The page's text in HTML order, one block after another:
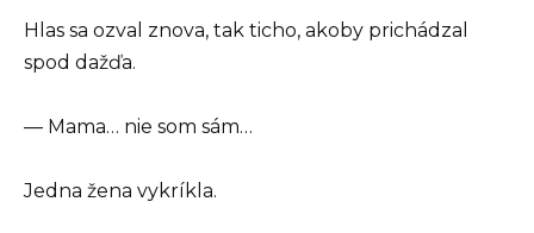
Hlas sa ozval znova, tak ticho, akoby prichádzal
spod dažďa.
— Mama… nie som sám…
Jedna žena vykríkla.